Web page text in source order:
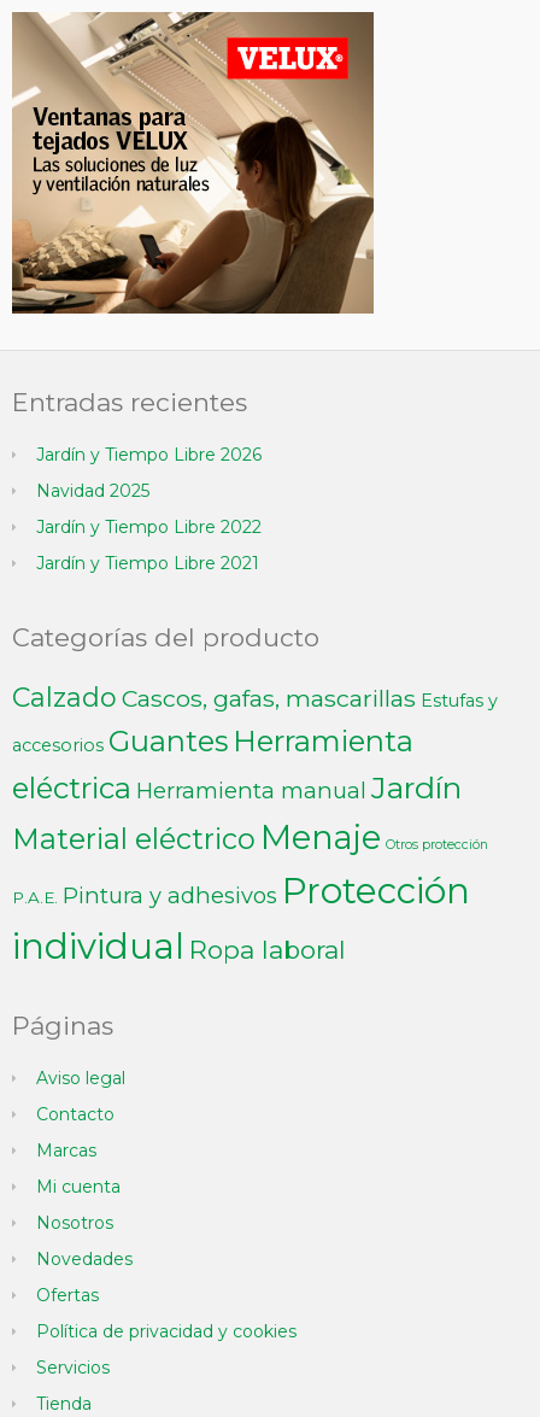
Entradas recientes
Jardín y Tiempo Libre 2026
Navidad 2025
Jardín y Tiempo Libre 2022
Jardín y Tiempo Libre 2021
Categorías del producto
Calzado Cascos, gafas, mascarillas Estufas y
accesorios Guantes Herramienta
eléctrica Herramienta manual Jardín
Material eléctrico Menaje Otros protección
P.A.E. Pintura y adhesivos Protección
individual Ropa laboral
Páginas
Aviso legal
Contacto
Marcas
Mi cuenta
Nosotros
Novedades
Ofertas
Política de privacidad y cookies
Servicios
Tienda